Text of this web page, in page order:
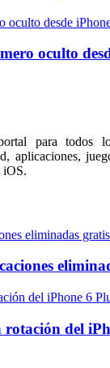
oculto
para todos
aplicaciones,
iOS.
del